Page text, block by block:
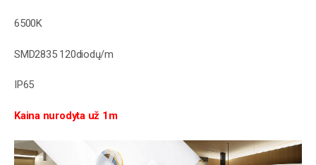
6500K
SMD2835 120diodų/m
IP65
Kaina nurodyta už 1m